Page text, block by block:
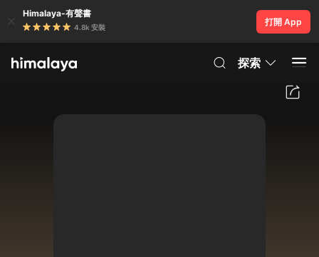
Himalaya-有聲書
4.8k 安裝
打開 App
探索